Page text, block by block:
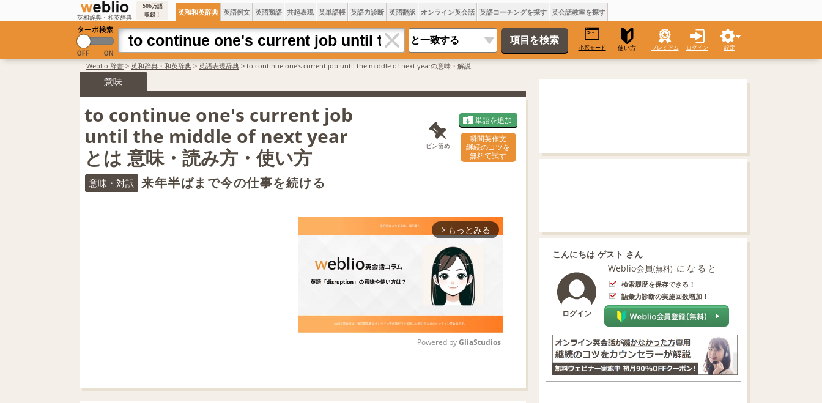
英和辞典・和英辞典
506万語
収録！
英和和英辞典 英語例文 英語類語 共起表現 英単語帳 英語力診断 英語翻訳 オンライン英会話 英語コーチングを探す 英会話教室を探す
小窓モード 使い方 プレミアム ログイン 設定
Weblio 辞書 > 英和辞典・和英辞典 > 英語表現辞典 > to continue one's current job until the middle of next yearの意味・解説
意味
to continue one's current job
until the middle of next year
とは 意味・読み方・使い方
ピン留め
単語を追加
瞬間英作文
継続のコツを
無料で試す
意味・対訳 来年半ばまで今の仕事を続ける
arrow_forward_ios もっとみる
Powered by GliaStudios
こんにちは ゲスト さん
ログイン
Weblio会員(無料) になると
検索履歴を保存できる！
語彙力診断の実施回数増加！